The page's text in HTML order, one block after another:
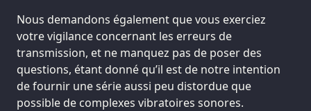
Nous demandons également que vous exerciez
votre vigilance concernant les erreurs de
transmission, et ne manquez pas de poser des
questions, étant donné qu’il est de notre intention
de fournir une série aussi peu distordue que
possible de complexes vibratoires sonores.